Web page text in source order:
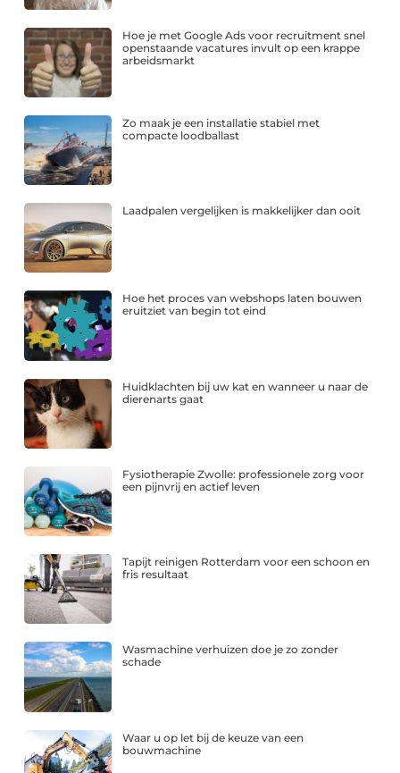
Hoe je met Google Ads voor recruitment snel
openstaande vacatures invult op een krappe
arbeidsmarkt
Zo maak je een installatie stabiel met
compacte loodballast
Laadpalen vergelijken is makkelijker dan ooit
Hoe het proces van webshops laten bouwen
eruitziet van begin tot eind
Huidklachten bij uw kat en wanneer u naar de
dierenarts gaat
Fysiotherapie Zwolle: professionele zorg voor
een pijnvrij en actief leven
Tapijt reinigen Rotterdam voor een schoon en
fris resultaat
Wasmachine verhuizen doe je zo zonder
schade
Waar u op let bij de keuze van een
bouwmachine